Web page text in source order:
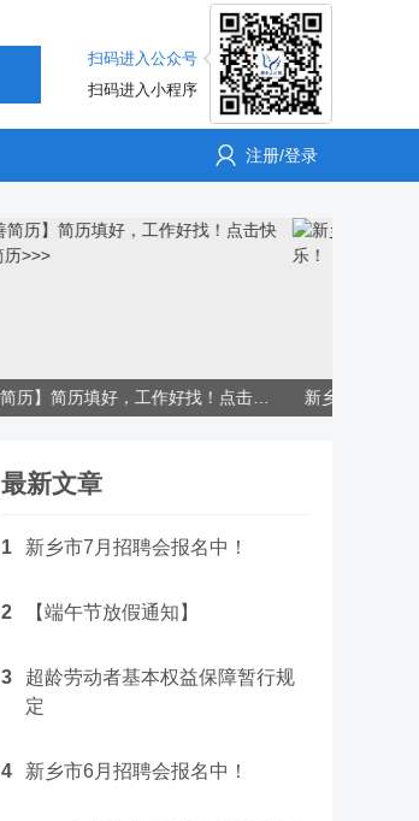
扫码进入公众号
扫码进入小程序
注册/登录
新乡人才网春节放假通知，祝大家新春快乐！
最新文章
1 新乡市7月招聘会报名中！
2 【端午节放假通知】
3
超龄劳动者基本权益保障暂行规
定
4 新乡市6月招聘会报名中！